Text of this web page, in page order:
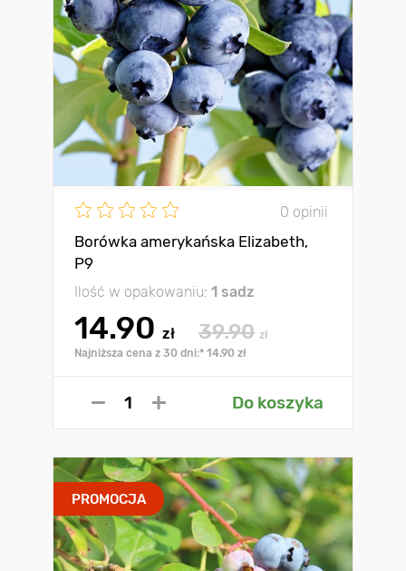
0 opinii
Borówka amerykańska Elizabeth,
P9
Ilość w opakowaniu: 1 sadz
14.90 zł 39.90 zł
Najniższa cena z 30 dni:* 14.90 zł
Do koszyka
PROMOCJA